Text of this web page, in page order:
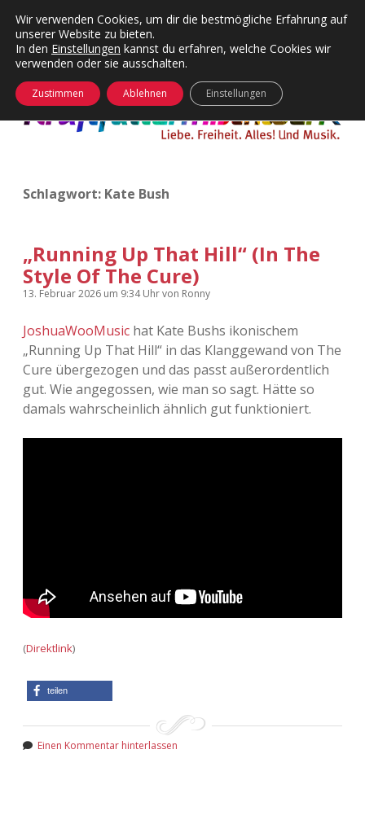
Kategorien
Menü
24 Hours Chilling
Die Wende
KFMW-Disco
Kopfkinomusik
Täglicher Sinnwahn
Visuelles
KFMW-Disco
Dates
Contact
Menü
öffnen
Adventskalender 2010
Adventskalender 2012
Adventskalender 2013
Adventskalender 2018
Adventskalender 2022
facebook
instagram
rss
öffnen
Schlagwort: Kate Bush
„Running Up That Hill“ (In The
Style Of The Cure)
13. Februar 2026 um 9:34 Uhrvon Ronny
JoshuaWooMusic hat Kate Bushs ikonischem
„Running Up That Hill“ in das Klanggewand von The
Cure übergezogen und das passt außerordentlich
gut. Wie angegossen, wie man so sagt. Hätte so
damals wahrscheinlich ähnlich gut funktioniert.
(Direktlink)
teilen
Einen Kommentar hinterlassen
Wir verwenden Cookies, um dir die bestmögliche Erfahrung auf
unserer Website zu bieten.
In den Einstellungen kannst du erfahren, welche Cookies wir
verwenden oder sie ausschalten.
Zustimmen Ablehnen Einstellungen